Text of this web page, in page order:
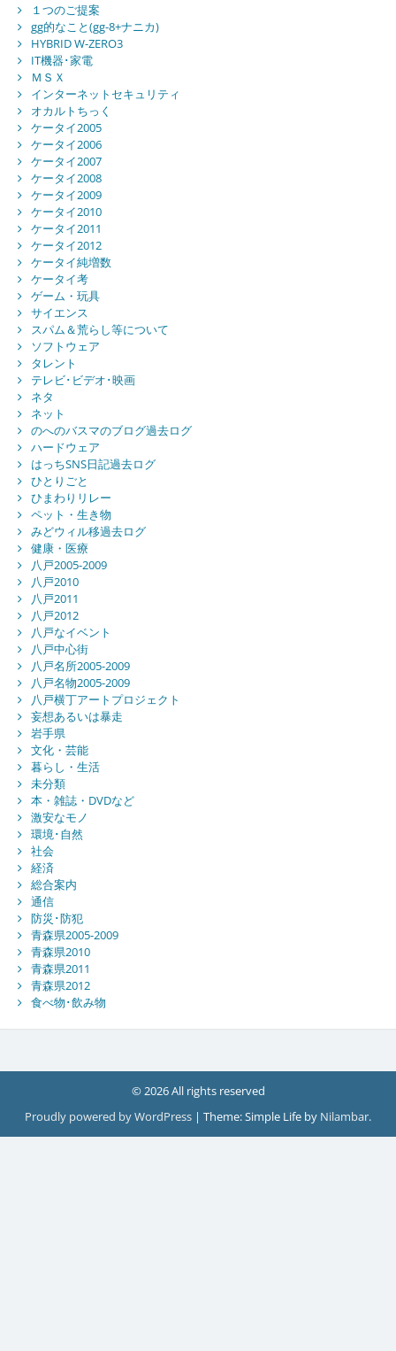
１つのご提案
gg的なこと(gg-8+ナニカ)
HYBRID W-ZERO3
IT機器･家電
ＭＳＸ
インターネットセキュリティ
オカルトちっく
ケータイ2005
ケータイ2006
ケータイ2007
ケータイ2008
ケータイ2009
ケータイ2010
ケータイ2011
ケータイ2012
ケータイ純増数
ケータイ考
ゲーム・玩具
サイエンス
スパム＆荒らし等について
ソフトウェア
タレント
テレビ･ビデオ･映画
ネタ
ネット
のへのバスマのブログ過去ログ
ハードウェア
はっちSNS日記過去ログ
ひとりごと
ひまわりリレー
ペット・生き物
みどウィル移過去ログ
健康・医療
八戸2005-2009
八戸2010
八戸2011
八戸2012
八戸なイベント
八戸中心街
八戸名所2005-2009
八戸名物2005-2009
八戸横丁アートプロジェクト
妄想あるいは暴走
岩手県
文化・芸能
暮らし・生活
未分類
本・雑誌・DVDなど
激安なモノ
環境･自然
社会
経済
総合案内
通信
防災･防犯
青森県2005-2009
青森県2010
青森県2011
青森県2012
食べ物･飲み物
© 2026 All rights reserved
Proudly powered by WordPress | Theme: Simple Life by Nilambar.